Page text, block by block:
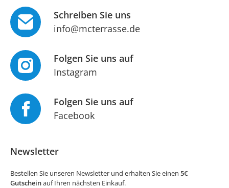
Schreiben Sie uns
info@mcterrasse.de
Folgen Sie uns auf
Instagram
Folgen Sie uns auf
Facebook
Newsletter
Bestellen Sie unseren Newsletter und erhalten Sie einen 5€
Gutscheinauf Ihren nächsten Einkauf.